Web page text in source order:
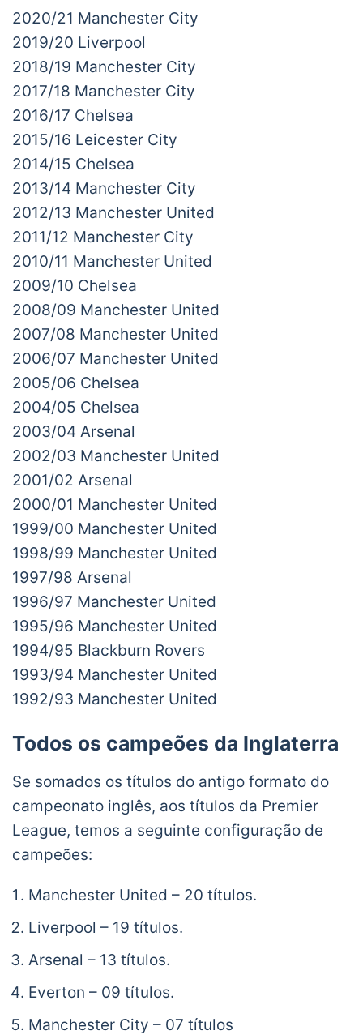
2020/21 Manchester City
2019/20 Liverpool
2018/19 Manchester City
2017/18 Manchester City
2016/17 Chelsea
2015/16 Leicester City
2014/15 Chelsea
2013/14 Manchester City
2012/13 Manchester United
2011/12 Manchester City
2010/11 Manchester United
2009/10 Chelsea
2008/09 Manchester United
2007/08 Manchester United
2006/07 Manchester United
2005/06 Chelsea
2004/05 Chelsea
2003/04 Arsenal
2002/03 Manchester United
2001/02 Arsenal
2000/01 Manchester United
1999/00 Manchester United
1998/99 Manchester United
1997/98 Arsenal
1996/97 Manchester United
1995/96 Manchester United
1994/95 Blackburn Rovers
1993/94 Manchester United
1992/93 Manchester United
Todos os campeões da Inglaterra
Se somados os títulos do antigo formato do
campeonato inglês, aos títulos da Premier
League, temos a seguinte configuração de
campeões:
Manchester United – 20 títulos.
Liverpool – 19 títulos.
Arsenal – 13 títulos.
Everton – 09 títulos.
Manchester City – 07 títulos